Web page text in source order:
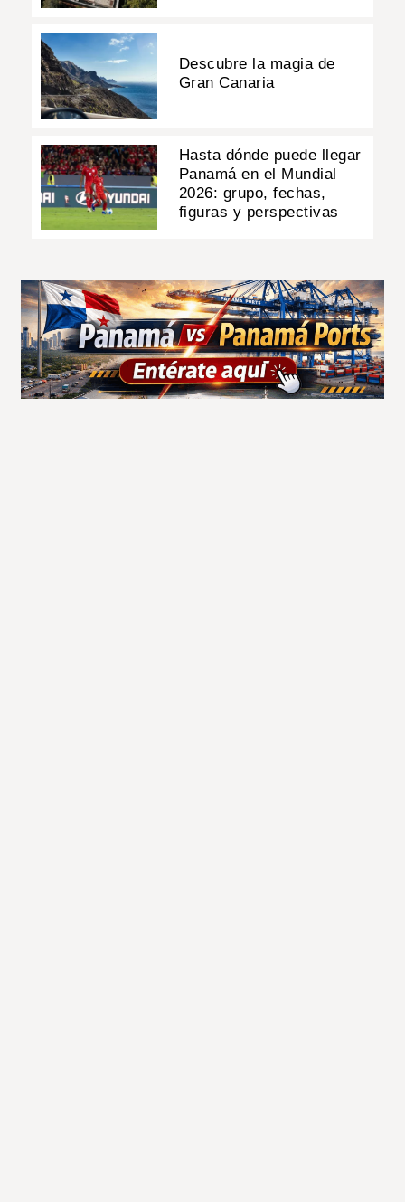
Descubre la magia de
Gran Canaria
Hasta dónde puede llegar
Panamá en el Mundial
2026: grupo, fechas,
figuras y perspectivas